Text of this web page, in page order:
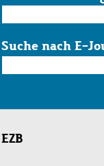
im
Katalog
Suche nach E-
nach
Journals
EZB